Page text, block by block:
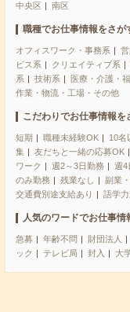
中央区 南区
職種でお仕事情報をさが
オフィスワーク・事務系
ビス系
クリエイティブ系
系
技術系 医療・介護・
作業・物流・工場・その他
こだわりでお仕事情報を
短期 職種未経験OK
10名
集
友だちと一緒の応募OK
ワーク
週2～3日勤務 週4
のみ勤務
残業なし
副業
交通費別途支給あり
語学
人気のワードでお仕事情
急募 年齢不問 財団法人
ック
テレビ局 封入 大